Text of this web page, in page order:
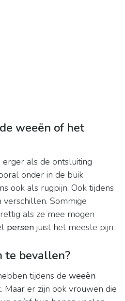
weeën of het
als de ontsluiting
onder in de buik
ook als rugpijn. Ook tijdens
verschillen. Sommige
als ze mee mogen
persen juist het meeste pijn.
te bevallen?
tijdens de weeën
Maar er zijn ook vrouwen die